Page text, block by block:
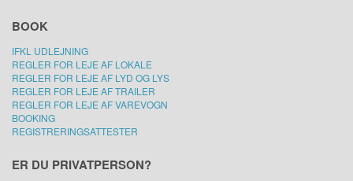
BOOK
IFKL UDLEJNING
REGLER FOR LEJE AF LOKALE
REGLER FOR LEJE AF LYD OG LYS
REGLER FOR LEJE AF TRAILER
REGLER FOR LEJE AF VAREVOGN
BOOKING
REGISTRERINGSATTESTER
ER DU PRIVATPERSON?